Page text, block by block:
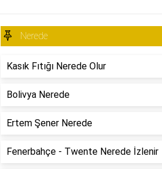
Nerede
Kasık Fıtığı Nerede Olur
Bolivya Nerede
Ertem Şener Nerede
Fenerbahçe - Twente Nerede İzlenir